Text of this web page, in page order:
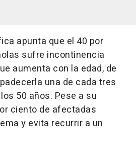
apunta que el 40 por
sufre incontinencia
aumenta con la edad, de
una de cada tres
50 años. Pese a su
ciento de afectadas
y evita recurrir a un